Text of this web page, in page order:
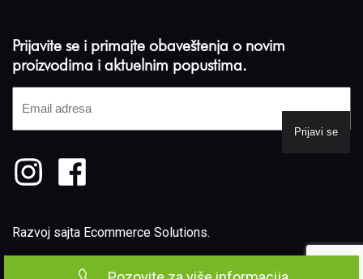
Prijavite se i primajte obaveštenja o novim
proizvodima i aktuelnim popustima.
adresa
Razvoj sajta Ecommerce Solutions.